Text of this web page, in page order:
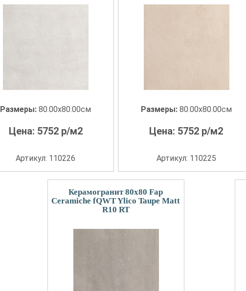
Размеры:80.00x80.00см
Цена: 5752р/м2
Артикул: 110226
Размеры: 80.00x80.00см
Цена: 5752 р/м2
Артикул: 110225
Керамогранит 80x80 Fap
Ceramiche fQWT Ylico Taupe Matt
R10 RT